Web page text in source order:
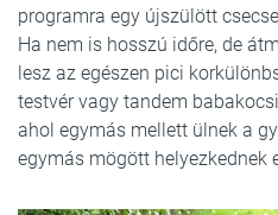
programra egy újszülött
Ha nem is hosszú időre, de
lesz az egészen pici
testvér vagy tandem
ahol egymás mellett ülnek a
egymás mögött helyezkednek